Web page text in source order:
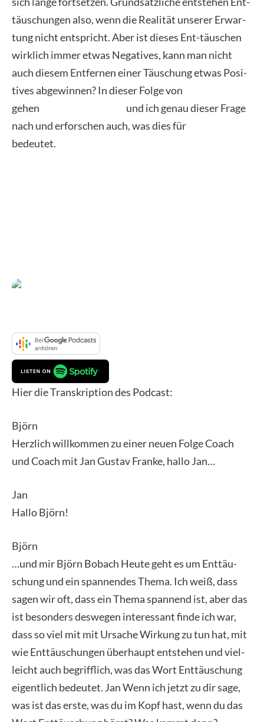
täu­schun­gen also, wenn die Rea­li­tät unse­rer Erwar­
tung nicht ent­spricht. Aber ist die­ses Ent-täu­schen
wirk­lich immer etwas Nega­ti­ves, kann man nicht
auch die­sem Ent­fer­nen einer Täu­schung etwas Posi­
ti­ves abge­win­nen? In die­ser Fol­ge von
gehen
und ich genau die­ser Fra­ge
nach und erfor­schen auch, was dies für
bedeu­tet.
Hier die Tran­skrip­ti­on des Pod­cast:
Björn
Herz­lich will­kom­men zu einer neu­en Fol­ge Coach
und Coach mit Jan Gus­tav Fran­ke, hal­lo Jan…
Jan
Hal­lo Björn!
Björn
…und mir Björn Bob­ach Heu­te geht es um Ent­täu­
schung und ein span­nen­des The­ma. Ich weiß, dass
sagen wir oft, dass ein The­ma span­nend ist, aber das
ist beson­ders des­we­gen inter­es­sant fin­de ich war,
dass so viel mit mit Ursa­che Wir­kung zu tun hat, mit
wie Ent­täu­schun­gen über­haupt ent­ste­hen und viel­
leicht auch begriff­lich, was das Wort Ent­täu­schung
eigent­lich bedeu­tet. Jan Wenn ich jetzt zu dir sage,
was ist das ers­te, was du im Kopf hast, wenn du das